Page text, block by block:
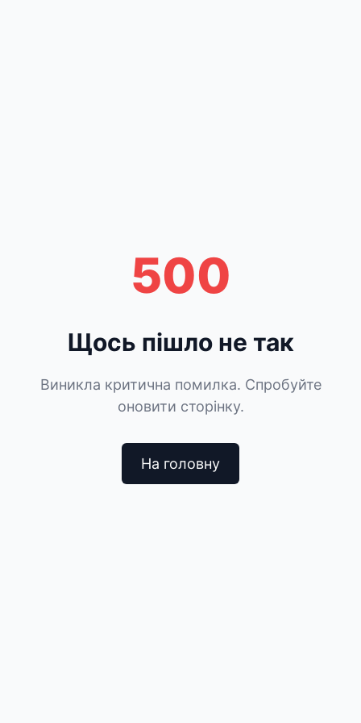
500
Щось пішло не так
Виникла критична помилка. Спробуйте
оновити сторінку.
На головну